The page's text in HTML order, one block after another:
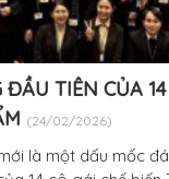
TIÊN CỦA 14
(24/02/2026)
là một dấu mốc